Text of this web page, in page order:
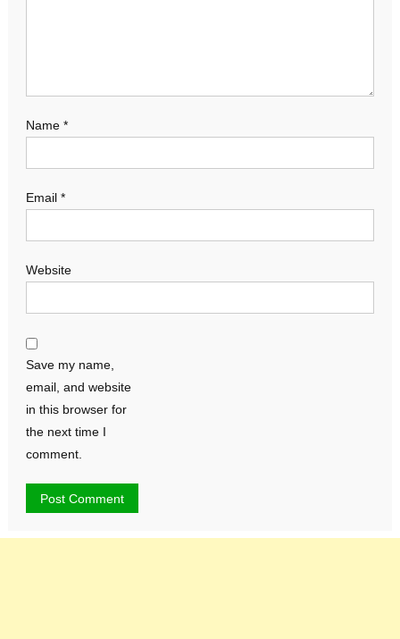
Name *
Email *
Website
Save my name,
email, and website
in this browser for
the next time I
comment.